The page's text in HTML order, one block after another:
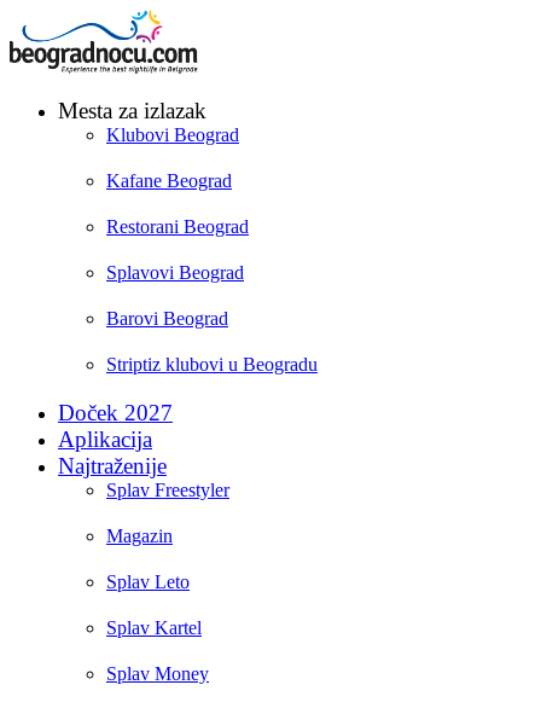
Mesta za izlazak
Klubovi Beograd
Kafane Beograd
Restorani Beograd
Splavovi Beograd
Barovi Beograd
Striptiz klubovi u Beogradu
Doček 2027
Aplikacija
Najtraženije
Splav Freestyler
Magazin
Splav Leto
Splav Kartel
Splav Money